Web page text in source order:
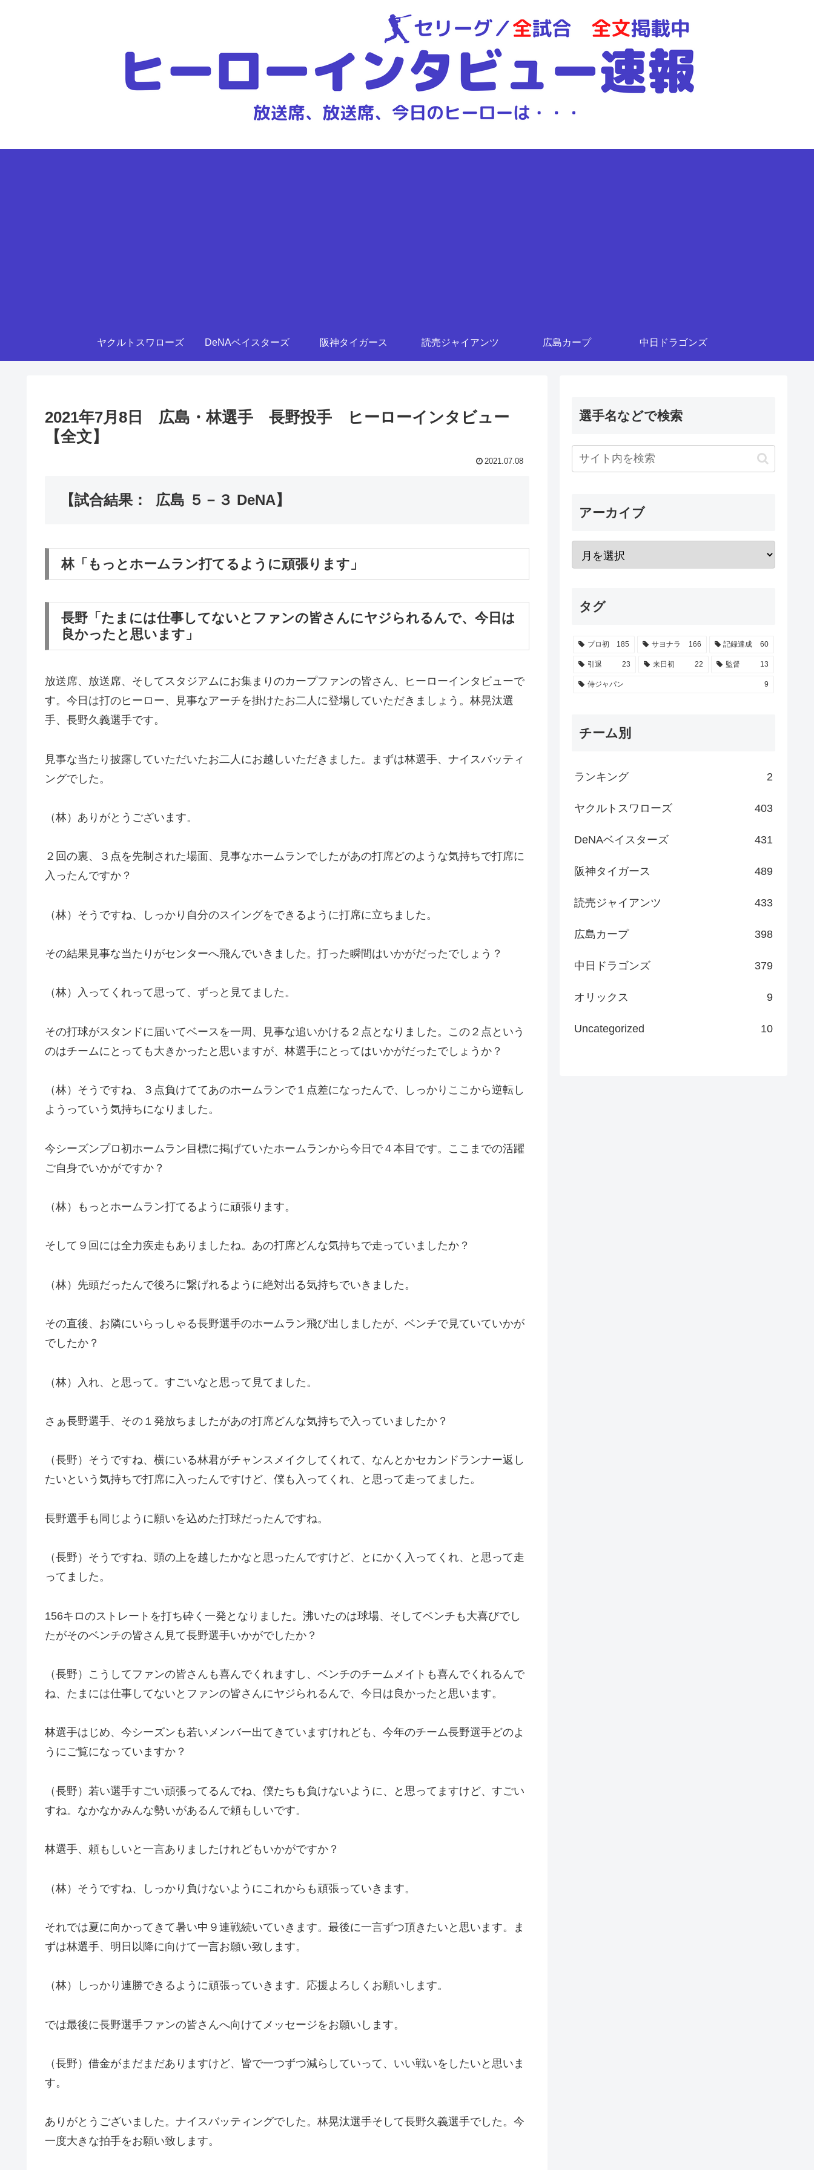
ヤクルトスワローズ DeNAベイスターズ 阪神タイガース 読売ジャイアンツ 広島カープ 中日ドラゴンズ
2021年7月8日 広島・林選手 長野投手 ヒーローインタビュー
【全文】
2021.07.08
【試合結果： 広島 ５－３ DeNA】
林「もっとホームラン打てるように頑張ります」
長野「たまには仕事してないとファンの皆さんにヤジられるんで、今日は
良かったと思います」
放送席、放送席、そしてスタジアムにお集まりのカープファンの皆さん、ヒーローインタビューで
す。今日は打のヒーロー、見事なアーチを掛けたお二人に登場していただきましょう。林晃汰選
手、長野久義選手です。
見事な当たり披露していただいたお二人にお越しいただきました。まずは林選手、ナイスバッティ
ングでした。
（林）ありがとうございます。
２回の裏、３点を先制された場面、見事なホームランでしたがあの打席どのような気持ちで打席に
入ったんですか？
（林）そうですね、しっかり自分のスイングをできるように打席に立ちました。
その結果見事な当たりがセンターへ飛んでいきました。打った瞬間はいかがだったでしょう？
（林）入ってくれって思って、ずっと見てました。
その打球がスタンドに届いてベースを一周、見事な追いかける２点となりました。この２点という
のはチームにとっても大きかったと思いますが、林選手にとってはいかがだったでしょうか？
（林）そうですね、３点負けててあのホームランで１点差になったんで、しっかりここから逆転し
ようっていう気持ちになりました。
今シーズンプロ初ホームラン目標に掲げていたホームランから今日で４本目です。ここまでの活躍
ご自身でいかがですか？
（林）もっとホームラン打てるように頑張ります。
そして９回には全力疾走もありましたね。あの打席どんな気持ちで走っていましたか？
（林）先頭だったんで後ろに繋げれるように絶対出る気持ちでいきました。
その直後、お隣にいらっしゃる長野選手のホームラン飛び出しましたが、ベンチで見ていていかが
でしたか？
（林）入れ、と思って。すごいなと思って見てました。
さぁ長野選手、その１発放ちましたがあの打席どんな気持ちで入っていましたか？
（長野）そうですね、横にいる林君がチャンスメイクしてくれて、なんとかセカンドランナー返し
たいという気持ちで打席に入ったんですけど、僕も入ってくれ、と思って走ってました。
長野選手も同じように願いを込めた打球だったんですね。
（長野）そうですね、頭の上を越したかなと思ったんですけど、とにかく入ってくれ、と思って走
ってました。
156キロのストレートを打ち砕く一発となりました。沸いたのは球場、そしてベンチも大喜びでし
たがそのベンチの皆さん見て長野選手いかがでしたか？
（長野）こうしてファンの皆さんも喜んでくれますし、ベンチのチームメイトも喜んでくれるんで
ね、たまには仕事してないとファンの皆さんにヤジられるんで、今日は良かったと思います。
林選手はじめ、今シーズンも若いメンバー出てきていますけれども、今年のチーム長野選手どのよ
うにご覧になっていますか？
（長野）若い選手すごい頑張ってるんでね、僕たちも負けないように、と思ってますけど、すごい
すね。なかなかみんな勢いがあるんで頼もしいです。
林選手、頼もしいと一言ありましたけれどもいかがですか？
（林）そうですね、しっかり負けないようにこれからも頑張っていきます。
それでは夏に向かってきて暑い中９連戦続いていきます。最後に一言ずつ頂きたいと思います。ま
ずは林選手、明日以降に向けて一言お願い致します。
（林）しっかり連勝できるように頑張っていきます。応援よろしくお願いします。
では最後に長野選手ファンの皆さんへ向けてメッセージをお願いします。
（長野）借金がまだまだありますけど、皆で一つずつ減らしていって、いい戦いをしたいと思いま
す。
ありがとうございました。ナイスバッティングでした。林晃汰選手そして長野久義選手でした。今
一度大きな拍手をお願い致します。
選手名などで検索
アーカイブ
タグ
プロ初 185 サヨナラ 166 記録達成 60
引退 23 来日初 22 監督 13
侍ジャパン 9
チーム別
ランキング 2
ヤクルトスワローズ 403
DeNAベイスターズ 431
阪神タイガース 489
読売ジャイアンツ 433
広島カープ 398
中日ドラゴンズ 379
オリックス 9
Uncategorized 10